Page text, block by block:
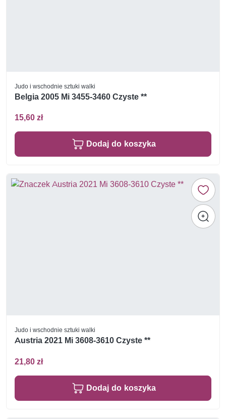
Judo i wschodnie sztuki walki
Belgia 2005 Mi 3455-3460 Czyste **
15,60 zł
Dodaj do koszyka
Judo i wschodnie sztuki walki
Austria 2021 Mi 3608-3610 Czyste **
21,80 zł
Dodaj do koszyka